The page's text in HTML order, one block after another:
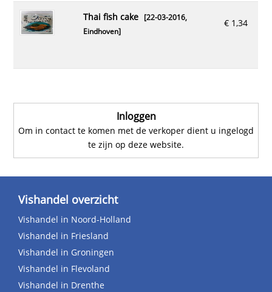
€ 1,34
thai fish cake[22-03-2016,
Eindhoven]
Inloggen
Om in contact te komen met de verkoper dient u ingelogd
te zijn op deze website.
Vishandel overzicht
Vishandel in Noord-Holland
Vishandel in Friesland
Vishandel in Groningen
Vishandel in Flevoland
Vishandel in Drenthe